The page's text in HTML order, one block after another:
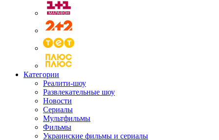
Категории
Реалити-шоу
Развлекательные шоу
Новости
Сериалы
Мультфильмы
Фильмы
Украинские фильмы и сериалы